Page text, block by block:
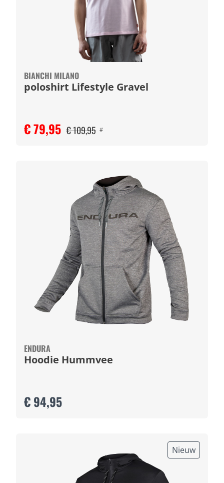
BIANCHI MILANO
poloshirt Lifestyle Gravel
€ 79,95 € 109,95 #
ENDURA
Hoodie Hummvee
€ 94,95
Nieuw